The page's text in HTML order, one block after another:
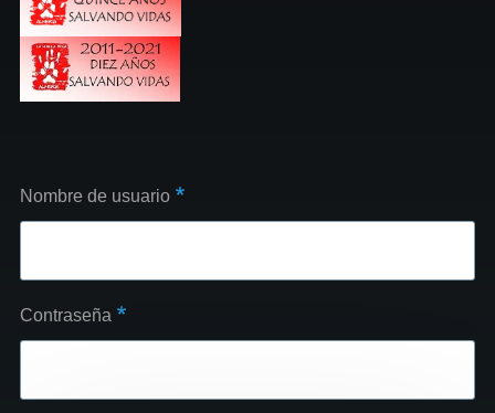
Nombre de usuario
Contraseña